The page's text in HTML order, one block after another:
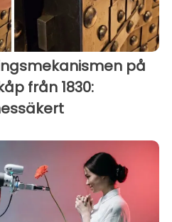
på
från 1830: